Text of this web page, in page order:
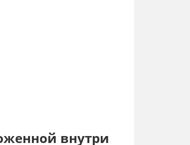
внутри